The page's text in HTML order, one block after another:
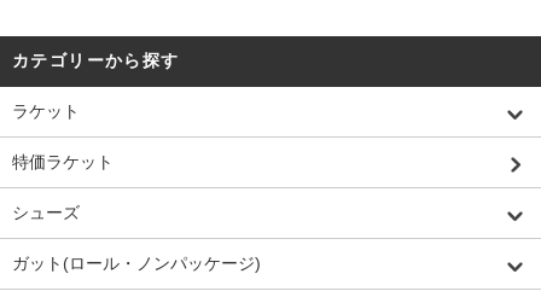
カテゴリーから探す
ラケット
特価ラケット
シューズ
ガット(ロール・ノンパッケージ)